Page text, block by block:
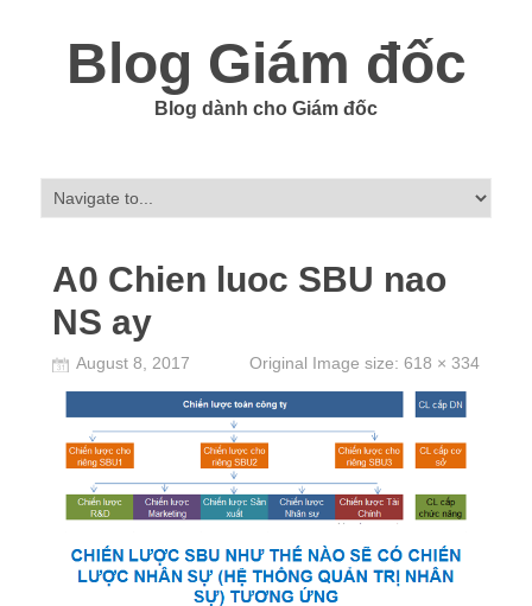
Blog Giám đốc
Blog dành cho Giám đốc
A0 Chien luoc SBU nao
NS ay
August 8, 2017 Original Image size: 618 × 334